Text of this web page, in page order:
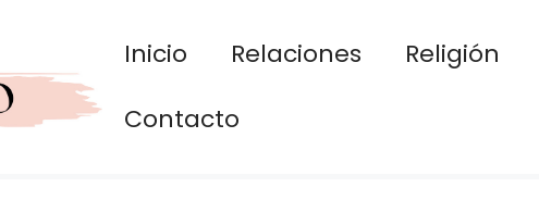
Inicio Relaciones Religión
Contacto